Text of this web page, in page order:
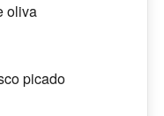
oliva
picado